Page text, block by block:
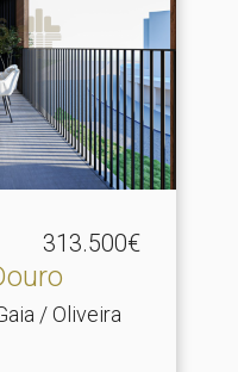
313.500€
/ Oliveira